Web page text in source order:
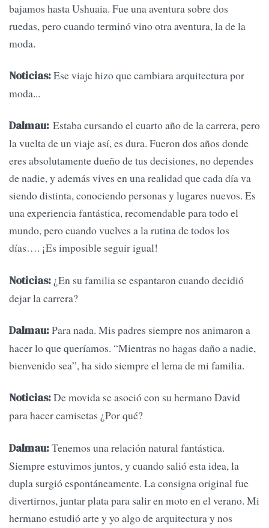
bajamos hasta Ushuaia. Fue una aventura sobre dos
ruedas, pero cuando terminó vino otra aventura, la de la
moda.
Noticias:Ese viaje hizo que cambiara arquitectura por
moda...
Dalmau: Estaba cursando el cuarto año de la carrera, pero
la vuelta de un viaje así, es dura. Fueron dos años donde
eres absolutamente dueño de tus decisiones, no dependes
de nadie, y además vives en una realidad que cada día va
siendo distinta, conociendo personas y lugares nuevos. Es
una experiencia fantástica, recomendable para todo el
mundo, pero cuando vuelves a la rutina de todos los
días…. ¡Es imposible seguir igual!
Noticias: ¿En su familia se espantaron cuando decidió
dejar la carrera?
Dalmau:Para nada. Mis padres siempre nos animaron a
hacer lo que queríamos. “Mientras no hagas daño a nadie,
bienvenido sea”, ha sido siempre el lema de mi familia.
Noticias:De movida se asoció con su hermano David
para hacer camisetas ¿Por qué?
Dalmau:Tenemos una relación natural fantástica.
Siempre estuvimos juntos, y cuando salió esta idea, la
dupla surgió espontáneamente. La consigna original fue
divertirnos, juntar plata para salir en moto en el verano. Mi
hermano estudió arte y yo algo de arquitectura y nos